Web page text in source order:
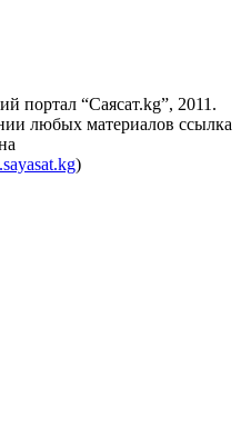
портал “Саясат.kg”, 2011.
любых материалов ссылка
)